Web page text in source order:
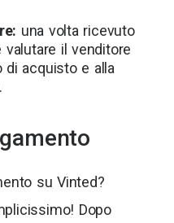
una volta ricevuto
il venditore
di acquisto e alla
su Vinted?
Dopo